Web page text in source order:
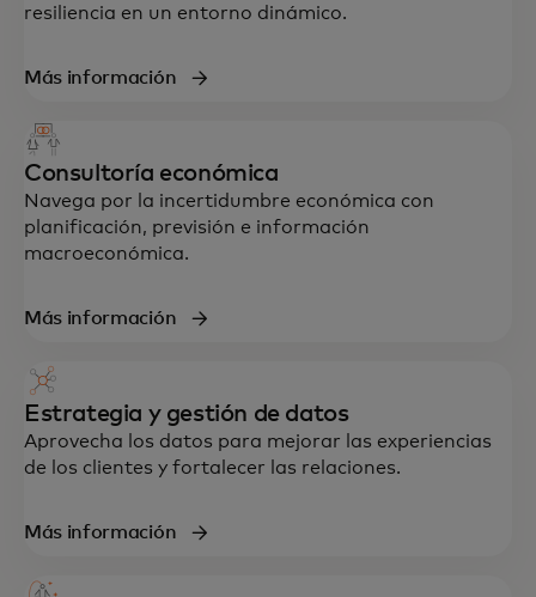
Soporte integral en estrategia, datos,
diseñado para acelerar el crecimiento y la
resiliencia.
resiliencia en un entorno dinámico.
Más información
Consultoría económica
Navega por la incertidumbre económica con
planificación, previsión e información
macroeconómica.
Más información
Estrategia y gestión de datos
Aprovecha los datos para mejorar las experiencias
de los clientes y fortalecer las relaciones.
Más información